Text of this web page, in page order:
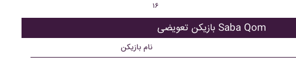
۱۶
بازیکن تعویضی Saba Qom
نام بازیکن